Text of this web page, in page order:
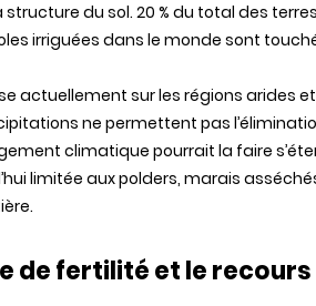
structure du sol. 20 % du total des terres
irriguées dans le monde sont
actuellement sur les régions arides et
ne permettent pas
climatique pourrait la faire
limitée auxpolders, marais
.
defertilitéet le recours